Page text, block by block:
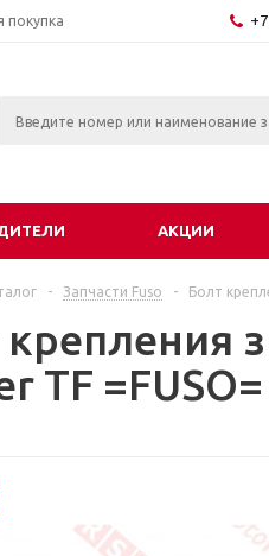
покупка
АКЦИИ
- Запчасти Fuso - Болт
крепления
TF